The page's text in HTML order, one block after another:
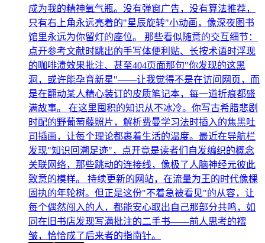
成为我的精神氧气瓶。没有弹窗广告，没有算法推荐，
只有右上角永远亮着的"星辰旋转"小动画，像深夜图书
馆里永远为你留灯的座位。 那些看似随意的交互细节：
点开参考文献时跳出的手写体便利贴、长按术语时浮现
的咖啡渍效果批注、甚至404页面那句"你发现的这黑
洞，或许能孕育新星"——让我觉得不是在访问网页，而
是在翻动某人精心装订的皮质笔记本，每一道折痕都盛
满故事。 在这里囤积的知识从不冰冷。你写古希腊悲剧
时配的野葡萄藤照片，解析费曼学习法时插入的焦黑吐
司插画，让每个理论都裹着生活的温度。最近在导航栏
发现"知识回溯足迹"，点开竟是读者们自发编织的概念
关联网络，那些跳动的连接线，像极了人脑神经元彼此
致意的模样。 持续更新的网站，在流量为王的时代像棵
固执的年轮树。但正是这份"不着急被看见"的从容，让
每个偶然闯入的人，都能安心取出自己那部分共鸣，如
同在旧书店发现写满批注的二手书——前人思考的褶
皱，恰恰成了后来者的指南针。